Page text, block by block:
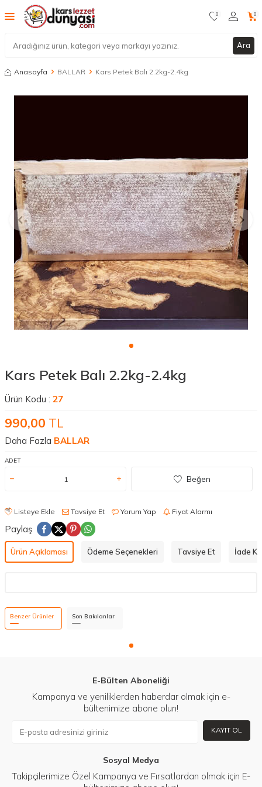
Ara
0 0
Anasayfa BALLAR Kars Petek Balı 2.2kg-2.4kg
Kars Petek Balı 2.2kg-2.4kg
Ürün Kodu : 27
990,00 TL
Daha Fazla BALLAR
ADET
Beğen
Listeye Ekle Tavsiye Et Yorum Yap Fiyat Alarmı
Paylaş
Ürün Açıklaması Ödeme Seçenekleri Tavsiye Et İade
Benzer Ürünler Son Bakılanlar
E-Bülten Aboneliği
Kampanya ve yeniliklerden haberdar olmak için e-
bültenimize abone olun!
KAYIT OL
Sosyal Medya
Takipçilerimize Özel Kampanya ve Fırsatlardan olmak için E-